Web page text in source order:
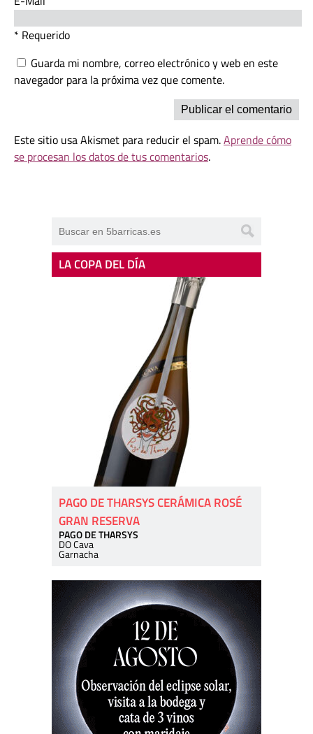
* Requerido
Guarda mi nombre, correo electrónico y web en este
navegador para la próxima vez que comente.
Este sitio usa Akismet para reducir el spam.Aprende cómo
se procesan los datos de tus comentarios.
LA COPA DEL DÍA
PAGO DE THARSYS CERÁMICA ROSÉ
GRAN RESERVA
PAGO DE THARSYS
DO Cava
Garnacha